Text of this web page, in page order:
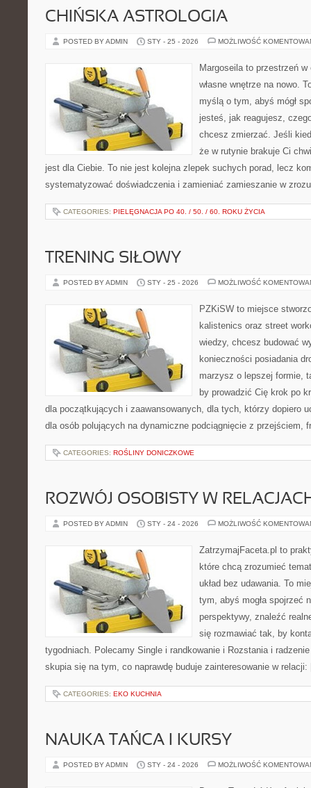
CHIŃSKA ASTROLOGIA
POSTED BY ADMIN STY - 25 - 2026 MOŻLIWOŚĆ
Margoseila to przestrzeń
własne wnętrze na nowo.
myślą o tym, abyś mógł
jesteś, jak reagujesz,
chcesz zmierzać. Jeśli
że w rutynie brakuje Ci
jest dla Ciebie. To nie jest kolejna zlepek suchych porad, lecz
systematyzować doświadczenia i zamieniać zamieszanie w
CATEGORIES: PIELĘGNACJA PO 40. / 50. / 60. ROKU ŻYCIA
TRENING SIŁOWY
POSTED BY ADMIN STY - 25 - 2026 MOŻLIWOŚĆ
PZKiSW to miejsce
kalistenics oraz street
wiedzy, chcesz budować
konieczności posiadania
marzysz o lepszej formie,
by prowadzić Cię krok po
dla początkujących i zaawansowanych, dla tych, którzy dopiero
dla osób polujących na dynamiczne podciągnięcie z przejściem,
CATEGORIES: ROŚLINY DONICZKOWE
ROZWÓJ OSOBISTY W
POSTED BY ADMIN STY - 24 - 2026 MOŻLIWOŚĆ
ZatrzymajFaceta.pl to
które chcą zrozumieć
układ bez udawania. To
tym, abyś mogła spojrzeć
perspektywy, znaleźć
się rozmawiać tak, by
tygodniach. Polecamy Single i randkowanie i Rozstania i
skupia się na tym, co naprawdę buduje zainteresowanie w
CATEGORIES: EKO KUCHNIA
NAUKA TAŃCA I KURSY
POSTED BY ADMIN STY - 24 - 2026 MOŻLIWOŚĆ